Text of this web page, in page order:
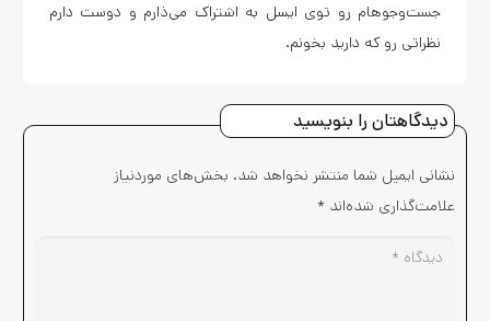
جست‌وجوهام رو توی ایسل به اشتراک می‌ذارم و دوست دارم
نظراتی رو که دارید بخونم.
دیدگاهتان را بنویسید
نشانی ایمیل شما منتشر نخواهد شد. بخش‌های موردنیاز
علامت‌گذاری شده‌اند *